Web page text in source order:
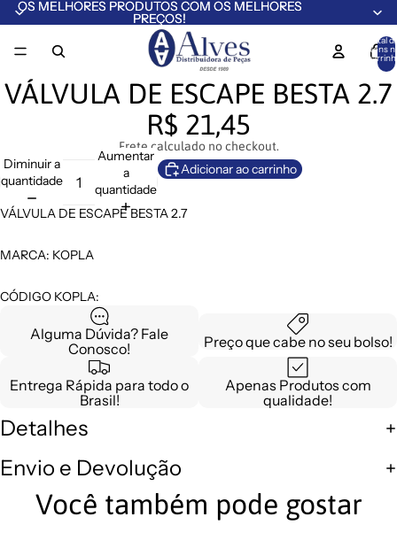
OS MELHORES PRODUTOS COM OS MELHORES
PREÇOS!
OS MELHORES PRODUTOS COM OS MELHORES
PREÇOS!
Total
itens
VÁLVULA DE ESCAPE BESTA 2.7
R$ 21,45
Frete calculado no checkout.
Diminuir a
quantidade
Aumentar
a
quantidade
Adicionar ao carrinho
VÁLVULA DE ESCAPE BESTA 2.7
MARCA: KOPLA
CÓDIGO KOPLA:
Alguma Dúvida? Fale
Conosco!
Preço que cabe no seu bolso!
Entrega Rápida para todo o
Brasil!
Apenas Produtos com
qualidade!
Detalhes
Envio e Devolução
Você também pode gostar